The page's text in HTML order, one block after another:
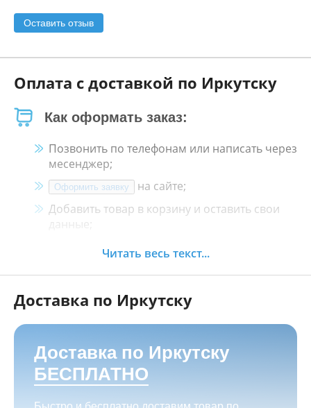
Оставить отзыв
Оплата с доставкой по Иркутску
Как оформать заказ:
Позвонить по телефонам или написать через
месенджер;
Оформить заявку
на сайте;
Добавить товар в корзину и оставить свои
данные;
Менеджер свяжется с Вами в течение 30
Как оплатить:
Наличными, пластиковой картой, кредитной
картой и картой ХАЛВА в кассе нашего
магазина по адресуг. Иркутск, ул. Баррикад
24а, Мотосалон БАРС
Переводом на корпоративную карту
Читать весь текст...
Доставка по Иркутску
Доставка по Иркутску
БЕСПЛАТНО